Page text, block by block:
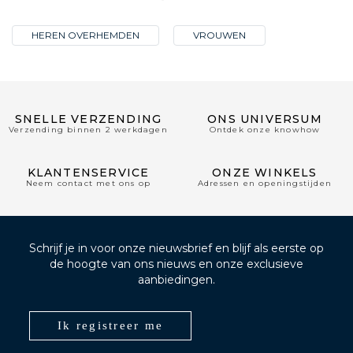
HEREN OVERHEMDEN VROUWEN
SNELLE VERZENDING
Verzending binnen 2 werkdagen
ONS UNIVERSUM
Ontdek onze knowhow
KLANTENSERVICE
Neem contact met ons op
ONZE WINKELS
Adressen en openingstijden
Schrijf je in voor onze nieuwsbrief en blijf als eerste op
de hoogte van ons nieuws en onze exclusieve
aanbiedingen.
Ik registreer me